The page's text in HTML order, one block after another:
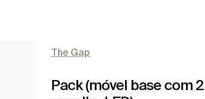
The Gap
Pack (móvel base com